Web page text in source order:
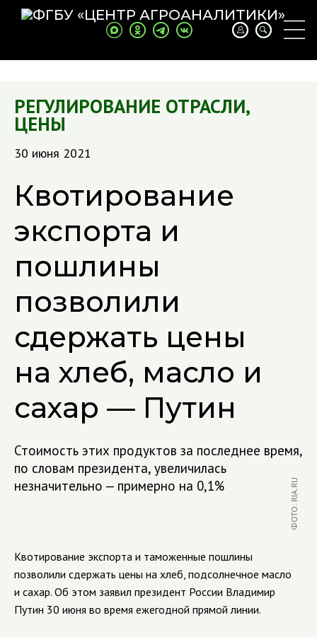
РЕГУЛИРОВАНИЕ ОТРАСЛИ,
ЦЕНЫ
30 июня 2021
Квотирование
экспорта и
пошлины
позволили
сдержать цены
на хлеб, масло и
сахар — Путин
Стоимость этих продуктов за последнее время,
по словам президента, увеличилась
незначительно — примерно на 0,1%
ФОТО: RIA.RU
Квотирование экспорта и таможенные пошлины
позволили сдержать цены на хлеб, подсолнечное масло
и сахар. Об этом заявил президент России Владимир
Путин 30 июня во время ежегодной прямой линии.